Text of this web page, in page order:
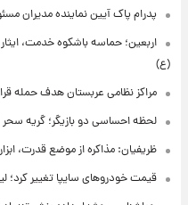
پدرام پاک آیین نماینده مدیران
اربعین؛ حماسه باشکوه خدمت،
(ع)
مراکز نظامی عربستان هدف حمله
لحظه احساسی دو بازیگر؛ گریه
ظریفیان: مذاکره از موضع قدرت،
قیمت خودروهای سایپا تغییر کرد؛ لیست قیمت